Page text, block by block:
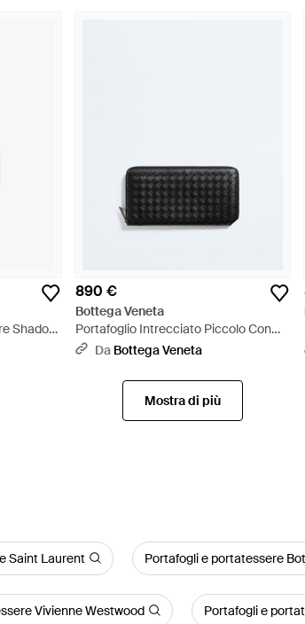
Shadow
890 €
Bottega Veneta
Portafoglio Intrecciato Piccolo Con
Zip - Nero
Da Bottega Veneta
Mostra di più
Saint Laurent Portafogli e portatessere
Vivienne Westwood Portafogli e